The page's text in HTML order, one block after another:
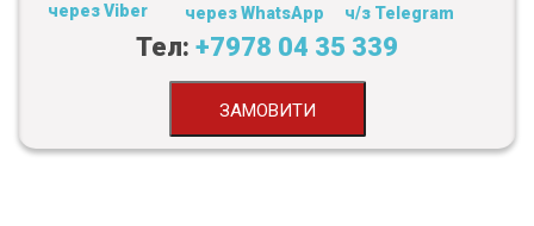
через Viber
через WhatsApp
ч/з Telegram
Тел: +7978 04 35 339
ЗАМОВИТИ